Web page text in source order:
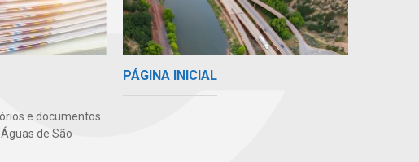
e documentos
de São
PÁGINA INICIAL